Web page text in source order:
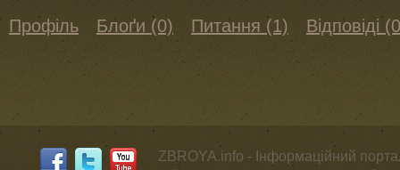
Профіль Блоґи (0) Питання (1) Відповіді
ZBROYA.info - Інформаційний